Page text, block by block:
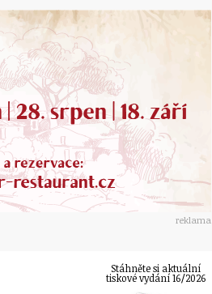
reklama
Stáhněte si aktuální
tiskové vydání 16/2026